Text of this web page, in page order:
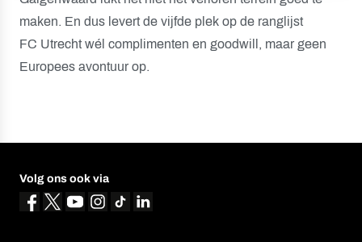
maken. En dus levert de vijfde plek op de ranglijst
FC Utrecht wél complimenten en goodwill, maar geen
Europees avontuur op.
Volg ons ook via